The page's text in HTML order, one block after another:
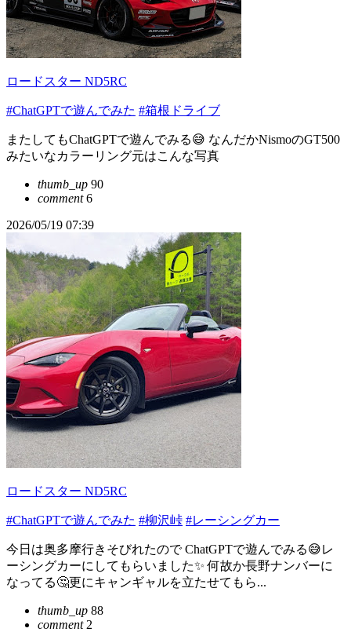
ロードスター ND5RC
#ChatGPTで遊んでみた #箱根ドライブ
またしてもChatGPTで遊んでみる😅 なんだかNismoのGT500
みたいなカラーリング元はこんな写真
thumb_up 90
comment6
2026/05/19 07:39
ロードスター ND5RC
#ChatGPTで遊んでみた #柳沢峠 #レーシングカー
今日は奥多摩行きそびれたので ChatGPTで遊んでみる😅レ
ーシングカーにしてもらいました✨ 何故か長野ナンバーに
なってる🤔更にキャンギャルを立たせてもら...
thumb_up 88
comment2